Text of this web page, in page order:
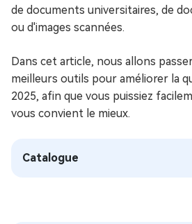
de documents universitaires, de
ou d'images scannées.
Dans cet article, nous allons
meilleurs outils pour améliorer la
2025, afin que vous puissiez
vous convient le mieux.
Catalogue